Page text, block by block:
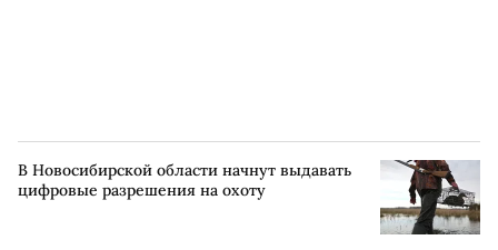
В Новосибирской области начнут выдавать
цифровые разрешения на охоту